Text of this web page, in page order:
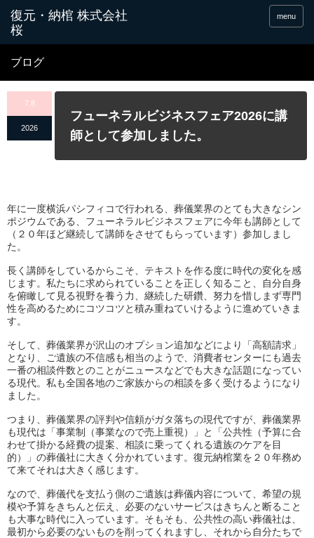
menu
ブログ
7.8
2026
フューネラルビジネスフェア2026に講
師として参加しました。
年に一度横浜パシフィコで行われる、 葬儀業界のとても大きなシン
ポジウムである、 フューネラルビジネスフェアに今年も講師として
（ ２０年ほど継続して講師をさせてもらっています）参加しまし
た。
長く講師をしているからこそ、 テキストを作る度に時代の変化を感
じます。 私たちに求められていることを正しく知ること、
自分自身
を俯瞰して見る視野を養う力、継続した研鑽、 努力を惜しまず専門
性を高めるためにコツコツと積み重ねていける ように進めていきま
す。
そして、葬儀業界が沢山のオプション追加などにより「高額請求」
となり、ご遺族の不信感も相当のようで、 消費者センターにも過去
一番の相談件数とのことがニュースなどでも大きな話題になってい
る現代。 私も全国各地のご家族からの相談を多く受けるようになり
ました。
つまり、葬儀業界の評判や信頼がガタ落ちの現代ですが、 葬儀業界
も現代は「事業制（事業なので売上重視）」と「公共性（予算に合
わせて掛かる経費の提案、 相談に乗ってくれる遺族のケアを目
的）」 の葬儀社に大きく分かれています。 復元納棺業を２０年務め
て来てそれは大きく感じます。
なので、葬儀代を支払う側のご遺族は葬儀内容について、 希望の規
模や予算をきちんと伝え、 必要のないサービスはきちんと断ること
も大事な時代に入っています。そもそも、公共性の高い葬儀社は、
最初から必要のないものを削ってくれますし、 それから自分たちで